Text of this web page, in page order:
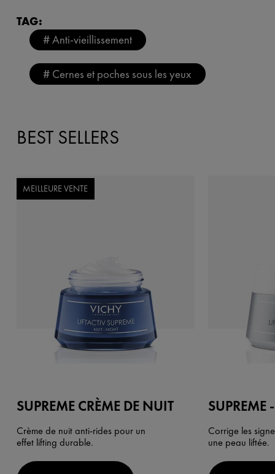
TAG:
# Anti-vieillissement
# Cernes et poches sous les yeux
BEST SELLERS
MEILLEURE VENTE
SUPREME CRÈME DE NUIT
Crème de nuit anti-rides pour un
effet lifting durable.
SUPREME
Corrige les
une peau liftée.